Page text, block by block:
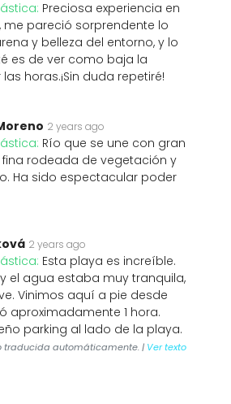
Preciosa experiencia en
me pareció sorprendente lo
y belleza del entorno, y lo
es de ver como baja la
horas.¡Sin duda repetiré!
2 years ago
Río que se une con gran
rodeada de vegetación y
Ha sido espectacular poder
2 years ago
Esta playa es increíble.
el agua estaba muy tranquila,
Vinimos aquí a pie desde
aproximadamente 1 hora.
parking al lado de la playa.
traducida automáticamente. | Ver texto